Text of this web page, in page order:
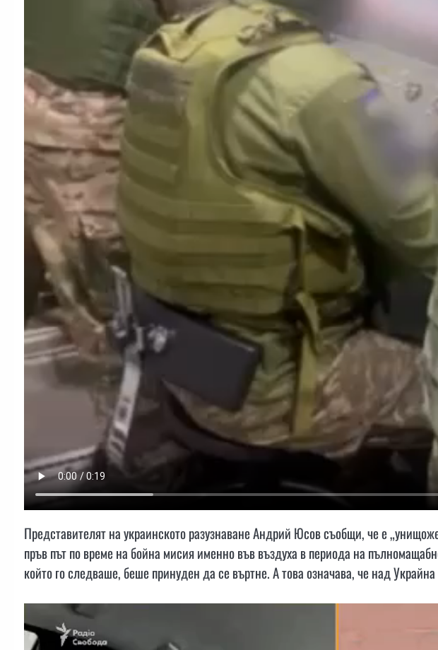
Представителят на украинското разузнаване Андрий Юсов съобщи, че е
пръв път по време на бойна мисия именно във въздуха в периода на
който го следваше, беше принуден да се въртне. А това означава, че над